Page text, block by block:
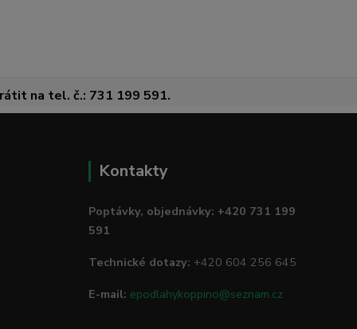
na tel. č.: 731 199 591.
Kontakty
Poptávky, objednávky: +420 731 199
591
Technické dotazy: +420 604 256 645
E-mail: epodlahykoppino@seznam.cz